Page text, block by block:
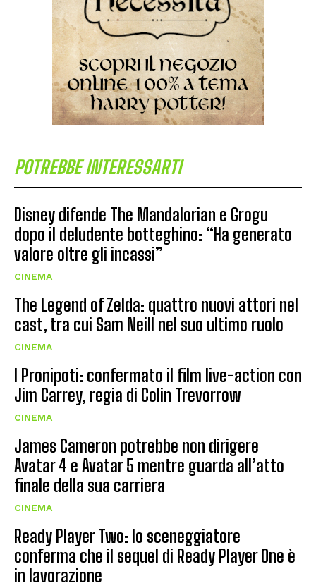
POTREBBE INTERESSARTI
Disney difende The Mandalorian e Grogu
dopo il deludente botteghino: “Ha generato
valore oltre gli incassi”
CINEMA
The Legend of Zelda: quattro nuovi attori nel
cast, tra cui Sam Neill nel suo ultimo ruolo
CINEMA
I Pronipoti: confermato il film live-action con
Jim Carrey, regia di Colin Trevorrow
CINEMA
James Cameron potrebbe non dirigere
Avatar 4 e Avatar 5 mentre guarda all’atto
finale della sua carriera
CINEMA
Ready Player Two: lo sceneggiatore
conferma che il sequel di Ready Player One è
in lavorazione